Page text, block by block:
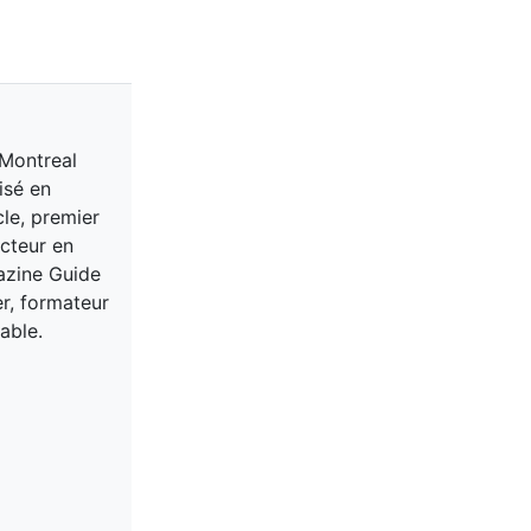
en
premier
en
Guide
formateur